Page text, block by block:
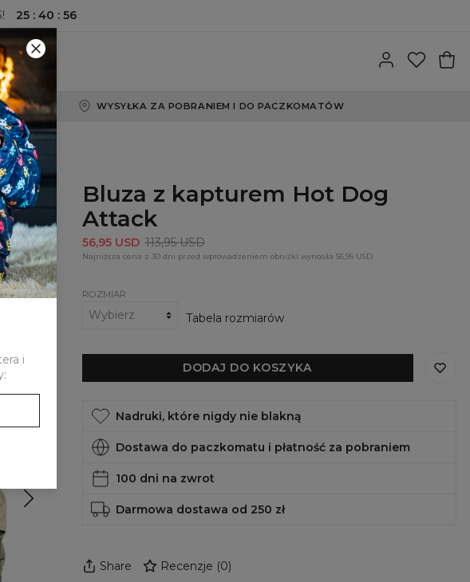
25: 40 : 54
WYSYŁKA ZA POBRANIEM I DO PACZKOMATÓW
Bluza z kapturem Hot Dog
Attack
56,95 USD 113,95 USD
Najniższa cena z 30 dni przed wprowadzeniem obniżki wynosiła 56,95 USD
ROZMIAR
Tabela rozmiarów
DODAJ DO KOSZYKA
Nadruki, które nigdy nie blakną
Dostawa do paczkomatu i płatność za pobraniem
100 dni na zwrot
Darmowa dostawa od 250 zł
Share Recenzje (0)
i